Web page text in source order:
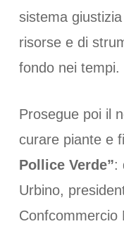
sistema
risorse e di
fondo nei tempi.
Prosegue poi il
curare piante e
Pollice Verde”:
Urbino,
Confcommercio